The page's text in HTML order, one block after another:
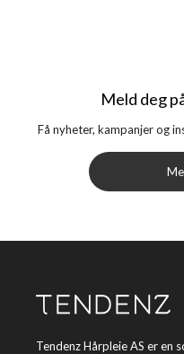
Meld deg
Få nyheter, kampanjer og
Tendenz Hårpleie AS er en